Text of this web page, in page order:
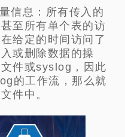
信息：所有传入的
至所有单个表的访
给定的时间访问了
或删除数据的操
件或syslog，因此
的工作流，那么就
件中。